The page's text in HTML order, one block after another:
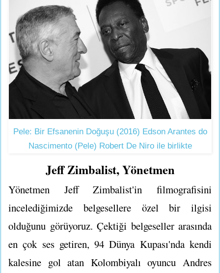
Pele: Bir Efsanenin Doğuşu (2016) Edson Arantes do
Nascimento (Pele) Robert De Niro ile birlikte
Jeff Zimbalist, Yönetmen
Yönetmen Jeff Zimbalist'in filmografisini
incelediğimizde belgesellere özel bir ilgisi
olduğunu görüyoruz. Çektiği belgeseller arasında
en çok ses getiren, 94 Dünya Kupası'nda kendi
kalesine gol atan Kolombiyalı oyuncu Andres